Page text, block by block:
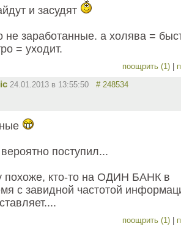
и засудят
не заработанные. а холява =
= уходит.
поощрить (1)
24.01.2013 в 13:55:50 # 248534
поступил...
похоже, кто-то на ОДИН БАНК в
с завидной частотой
поощрить (1)